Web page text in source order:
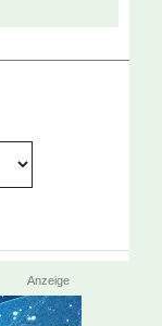
Anzeige